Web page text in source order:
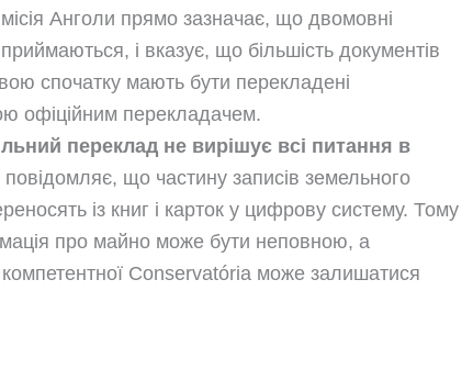
Анголи прямо зазначає, що двомовні
і вказує, що більшість документів
спочатку мають бути перекладені
офіційним перекладачем.
переклад не вирішує всі питання в
що частину записів земельного
із книг і карток у цифрову систему. Тому
про майно може бути неповною, а
Conservatória може залишатися